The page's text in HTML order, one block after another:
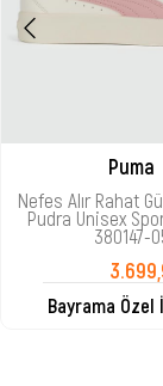
Puma
Nefes Alır Rahat
Pudra Unisex
380147-
Bayrama Özel